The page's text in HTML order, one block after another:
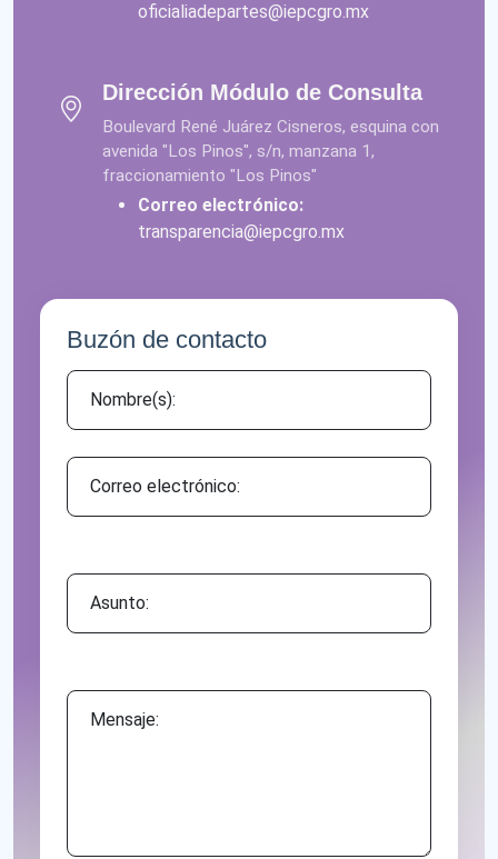
oficialiadepartes@iepcgro.mx
Dirección Módulo de Consulta
Boulevard René Juárez Cisneros, esquina con
avenida "Los Pinos", s/n, manzana 1,
fraccionamiento "Los Pinos"
Correo electrónico:
transparencia@iepcgro.mx
Buzón de contacto